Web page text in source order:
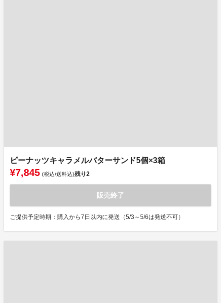
ピーナッツキャラメルバターサンド5個×3箱
¥7,845 (税込/送料込)残り2
販売終了
ご提供予定時期：購入から7日以内に発送（5/3～5/6は発送不可）